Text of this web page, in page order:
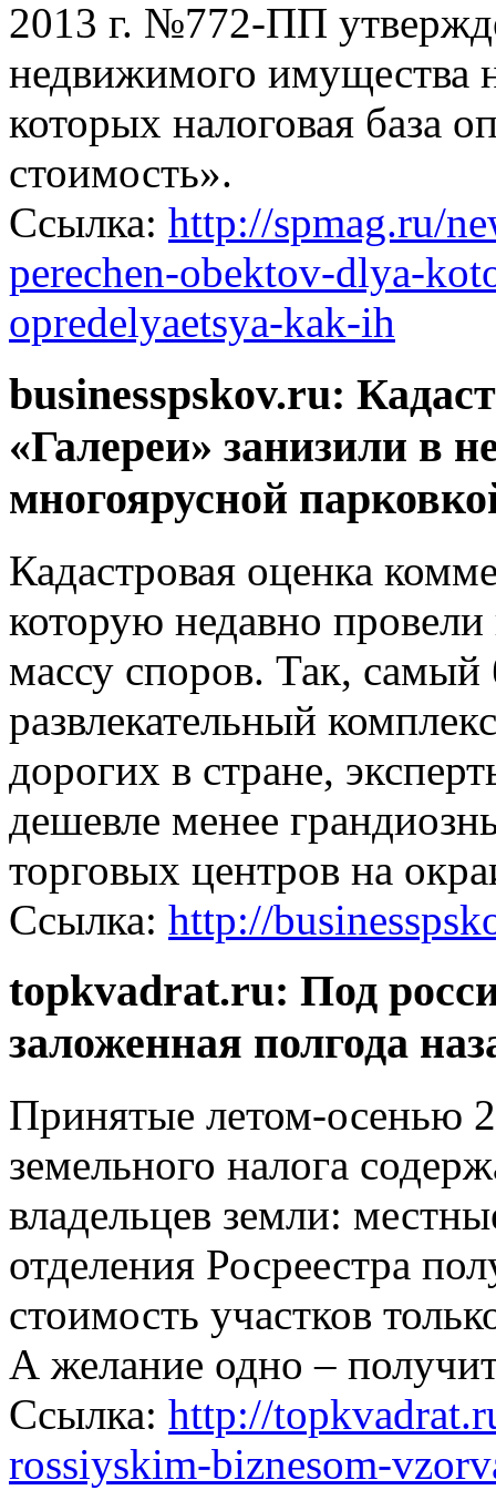
2013 г. №772-ПП
недвижимого имущества
которых налоговая база
стоимость».
Ссылка: http://spmag.ru/
perechen-obektov-dlya-
opredelyaetsya-kak-ih
businesspskov.ru:
«Галереи» занизили в
многоярусной
Кадастровая оценка
которую недавно
массу споров. Так, самый
развлекательный
дорогих в стране,
дешевле менее
торговых центров на
Ссылка: http://
topkvadrat.ru: Под
заложенная полгода
Принятые летом-осенью
земельного налога
владельцев земли:
отделения Росреестра
стоимость участков
А желание одно –
Ссылка: http://
rossiyskim-biznesom-